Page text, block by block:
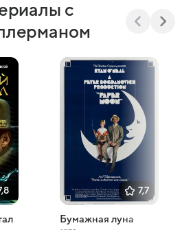
с
7,7
Бумажная луна